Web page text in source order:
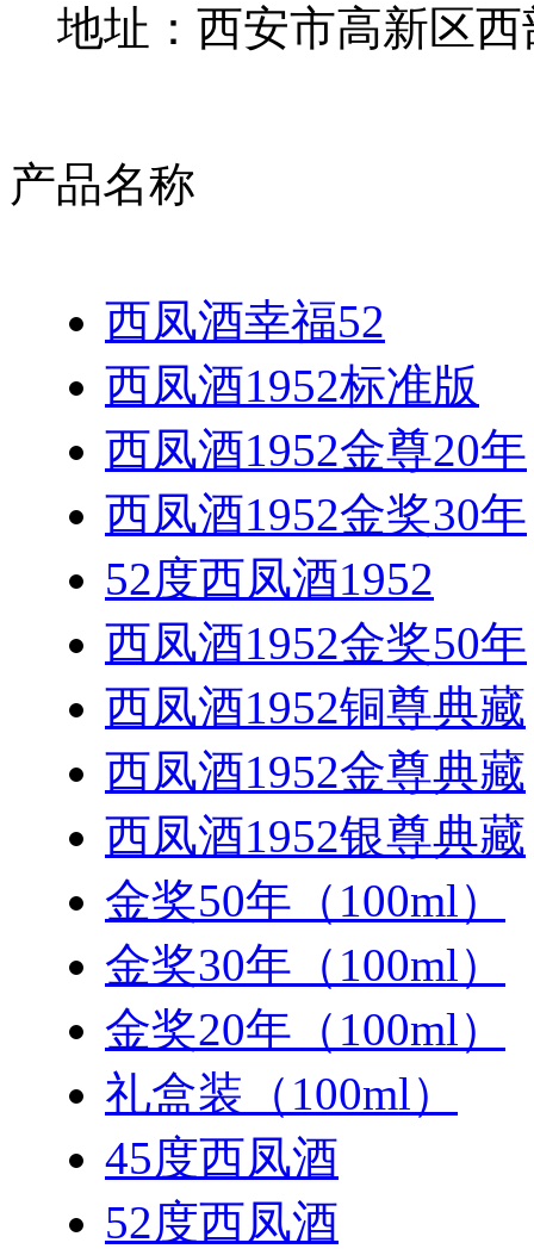
地址：西安市高新区西
产品名称
西凤酒幸福52
西凤酒1952标准版
西凤酒1952金尊20年
西凤酒1952金奖30年
52度西凤酒1952
西凤酒1952金奖50年
西凤酒1952铜尊典藏
西凤酒1952金尊典藏
西凤酒1952银尊典藏
金奖50年（100ml）
金奖30年（100ml）
金奖20年（100ml）
礼盒装（100ml）
45度西凤酒
52度西凤酒